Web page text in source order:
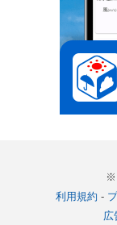
利用規約 -
広